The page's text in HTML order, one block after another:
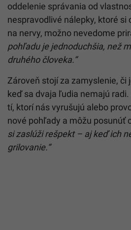
oddelenie správania od
nespravodlivé nálepky, ktoré si
na nervy, možno nevedome
pohľadu je jednoduchšia, než
druhého človeka.“
Zároveň stojí za zamyslenie, či
keď sa dvaja ľudia nemajú
tí, ktorí nás vyrušujú alebo
nové pohľady a môžu posunúť
si zaslúži rešpekt – aj keď ich
grilovanie.“